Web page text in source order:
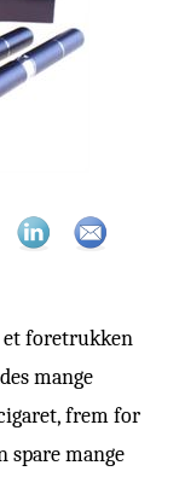
et foretrukken
mange
frem for
spare mange